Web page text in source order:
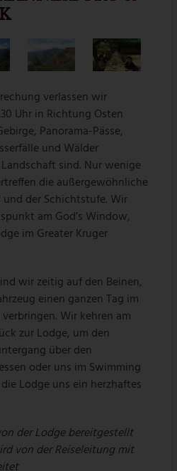
verlassen wir
Uhr in Richtung Osten
Panorama-Pässe,
und Wälder
sind. Nur wenige
die außergewöhnliche
der Schichtstufe. Wir
am God’s Window,
im Greater Kruger
wir zeitig auf den Beinen,
einen ganzen Tag im
Wir kehren am
zur Lodge, um den
über den
oder uns im Swimming
Lodge uns ein herzhaftes
der Lodge bereitgestellt
von der Reiseleitung mit